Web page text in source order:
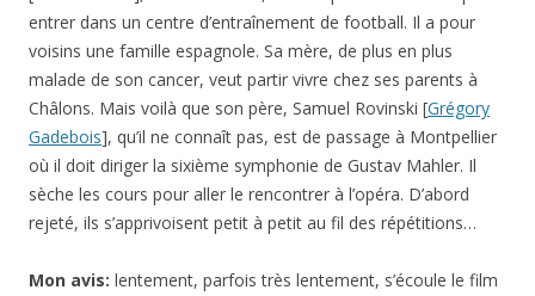
entrer dans un centre d’entraînement de football. Il a pour
voisins une famille espagnole. Sa mère, de plus en plus
malade de son cancer, veut partir vivre chez ses parents à
Châlons. Mais voilà que son père, Samuel Rovinski [Grégory
Gadebois], qu’il ne connaît pas, est de passage à Montpellier
où il doit diriger la sixième symphonie de Gustav Mahler. Il
sèche les cours pour aller le rencontrer à l’opéra. D’abord
rejeté, ils s’apprivoisent petit à petit au fil des répétitions…
Mon avis: lentement, parfois très lentement, s’écoule le film